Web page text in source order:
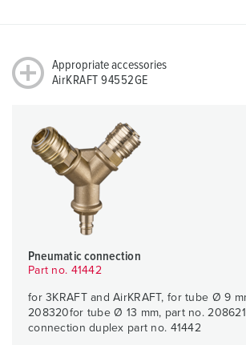
Appropriate accessories
AirKRAFT 94552GE
Pneumatic connection
Part no. 41442
for 3KRAFT and AirKRAFT, for tube Ø 9
208320for tube Ø 13 mm, part no.
connection duplex part no. 41442